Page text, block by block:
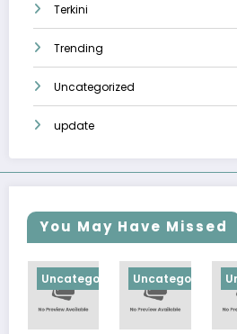
Terkini
Trending
Uncategorized
update
You May Have Missed
Uncategorized Uncategorized